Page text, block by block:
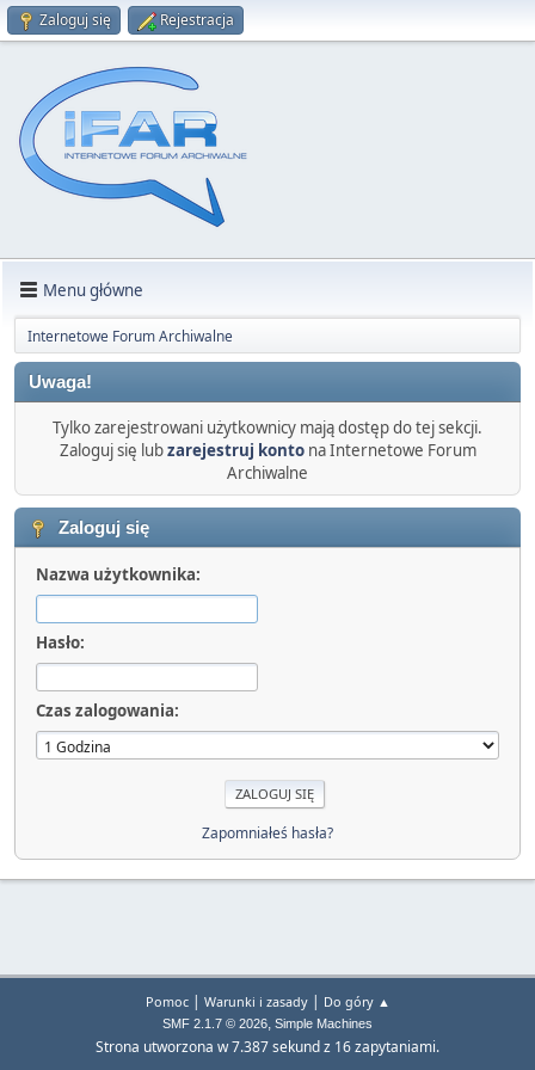
Zaloguj się Rejestracja
Menu główne
Internetowe Forum Archiwalne
Uwaga!
Tylko zarejestrowani użytkownicy mają dostęp do tej sekcji.
Zaloguj się lubzarejestruj kontona Internetowe Forum
Archiwalne
Zaloguj się
Nazwa użytkownika:
Hasło:
Czas zalogowania:
Zapomniałeś hasła?
Pomoc| Warunki i zasady| Do góry ▲
SMF 2.1.7 © 2026, Simple Machines
Strona utworzona w 7.387 sekund z 16 zapytaniami.